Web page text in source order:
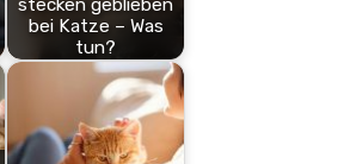
stecken geblieben
bei Katze – Was
tun?